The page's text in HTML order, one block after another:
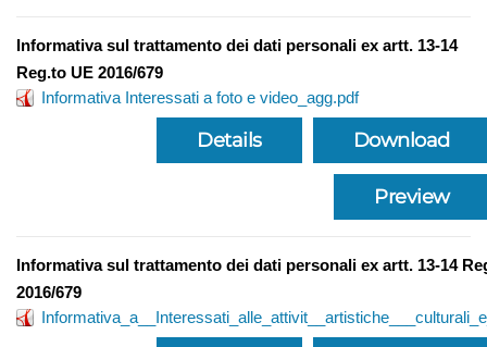
Informativa sul trattamento dei dati personali ex artt. 13-14
Reg.to UE 2016/679
Informativa Interessati a foto e video_agg.pdf
Download
Details
Preview
Informativa sul trattamento dei dati personali ex artt. 13-14
2016/679